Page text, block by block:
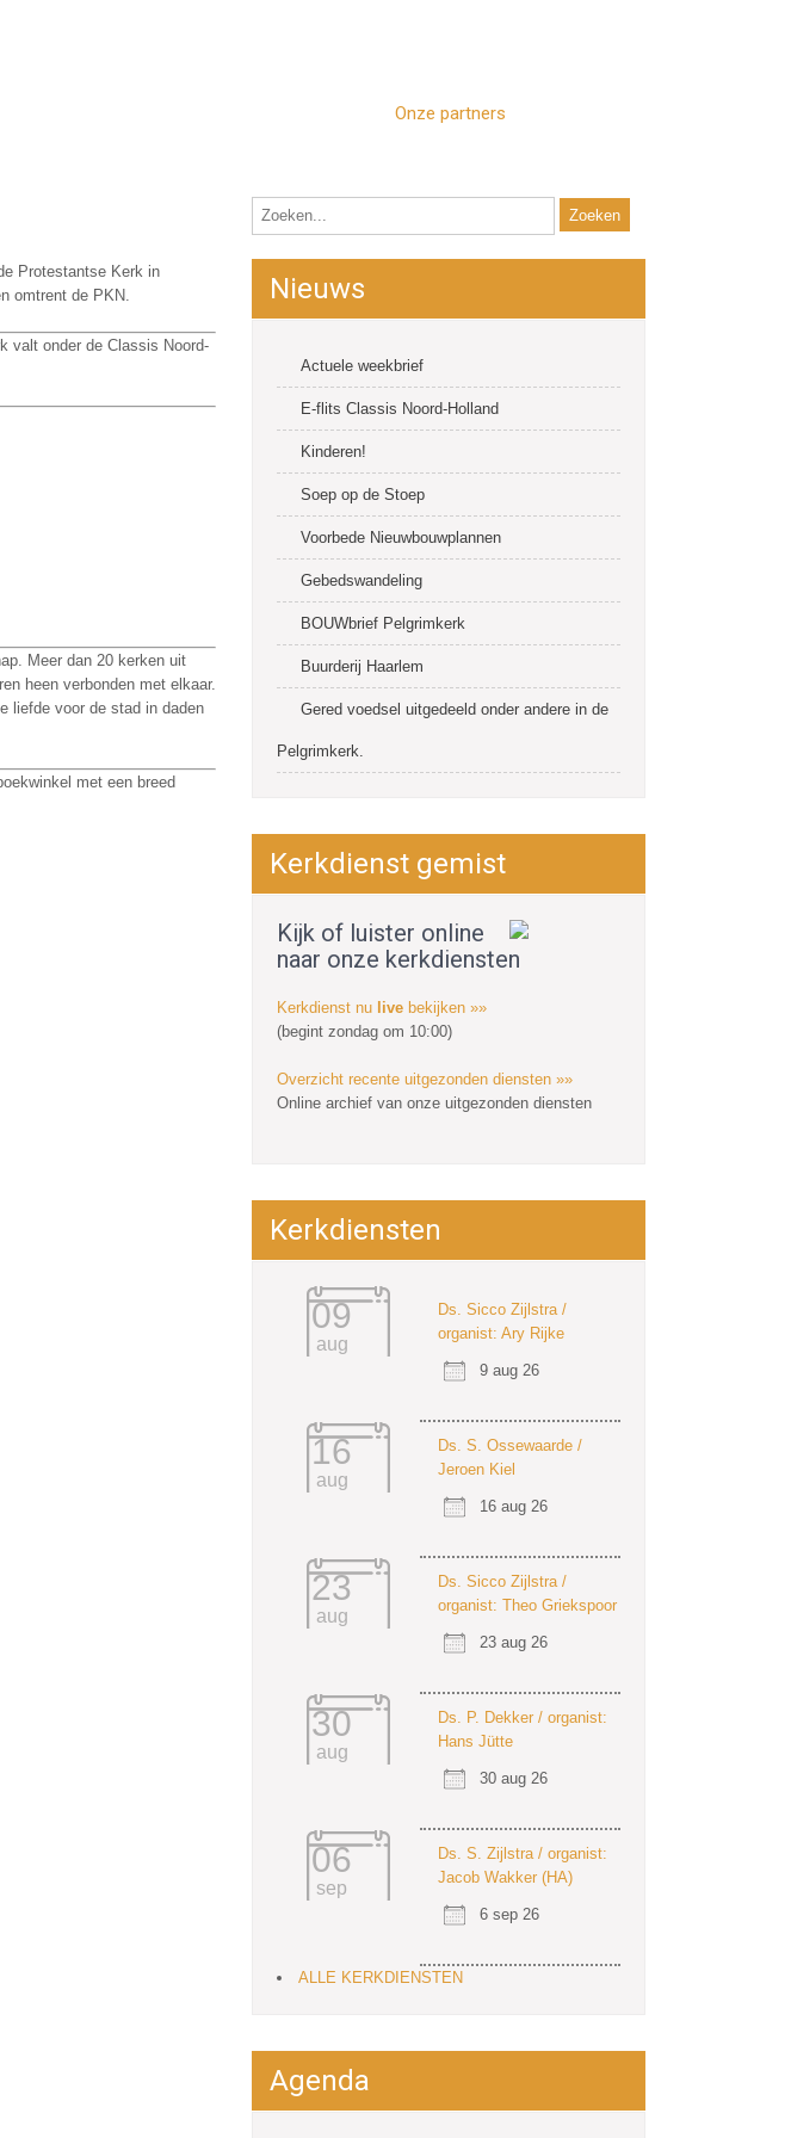
Onze partners
Protestantse Kerk in
omtrent de PKN.
valt onder de Classis Noord-
Meer dan 20 kerken uit
heen verbonden met elkaar.
liefde voor de stad in daden
met een breed
Nieuws
Actuele weekbrief
E-flits Classis Noord-Holland
Kinderen!
Soep op de Stoep
Voorbede Nieuwbouwplannen
Gebedswandeling
BOUWbrief Pelgrimkerk
Buurderij Haarlem
Gered voedsel uitgedeeld onder andere in de
Pelgrimkerk.
Kerkdienst gemist
Kijk of luister online
naar onze kerkdiensten
Kerkdienst nu live bekijken »»
(begint zondag om 10:00)
Overzicht recente uitgezonden diensten »»
Online archief van onze uitgezonden diensten
Kerkdiensten
09
aug
Ds. Sicco Zijlstra /
organist: Ary Rijke
9 aug 26
16
aug
Ds. S. Ossewaarde /
Jeroen Kiel
16 aug 26
23
aug
Ds. Sicco Zijlstra /
organist: Theo Griekspoor
23 aug 26
30
aug
Ds. P. Dekker / organist:
Hans Jütte
30 aug 26
06
sep
Ds. S. Zijlstra / organist:
Jacob Wakker (HA)
6 sep 26
ALLE KERKDIENSTEN
Agenda